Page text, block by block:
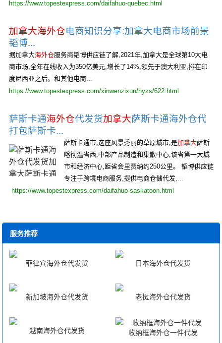
https://www.topestexpress.com/daifahuo-quebec.html
加拿大海外仓电商知识分享:加拿大电商市场前景
韬博...
据加拿大海外仓服务商韬博供应链了解,2021年,加拿大是全球第10大电
商市场,全年在线收入为350亿美元,增长了14%,领先于澳大利亚,排在印
度尼西亚之后。和其他电商...
https://www.topestexpress.com/xinwenzixun/hyzs/622.html
萨斯卡通海外仓代发货加拿大萨斯卡通海外仓代
打包萨斯卡...
萨斯卡通市,这座风景秀丽的草原城市,是加拿大萨斯
喀彻温省西,中部产品制造和集散中心,该省第一大城
市和经济中心,距省会里贾纳约250公里。 韬博供应链
专注于跨境电商服务,提供电商仓储代发,...
https://www.topestexpress.com/daifahuo-saskatoon.html
服务推荐
菲律宾海外仓代发货 日本海外仓代发货
新加坡海外仓代发货 老挝海外仓代发货
越南海外仓代发货 收纳框海外仓一件代发